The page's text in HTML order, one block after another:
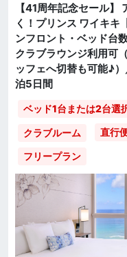
【41周年記念セール
く！プリンス ワイキ
ンフロント・ベッド台
クラブラウンジ利用可
ッフェへ切替も可能♪
泊5日間
ベッド1台または2台選
クラブルーム 直行
フリープラン